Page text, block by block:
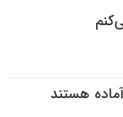
هستند